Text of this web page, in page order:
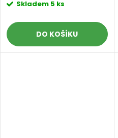
Skladem 5 ks
DO KOŠÍKU